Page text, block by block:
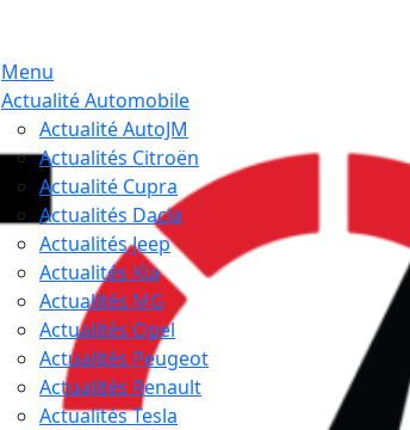
Menu
Actualité Automobile
Actualité AutoJM
Actualités Citroën
Actualité Cupra
Actualités Dacia
Actualités Jeep
Actualités Kia
Actualités MG
Actualités Opel
Actualités Peugeot
Actualités Renault
Actualités Tesla